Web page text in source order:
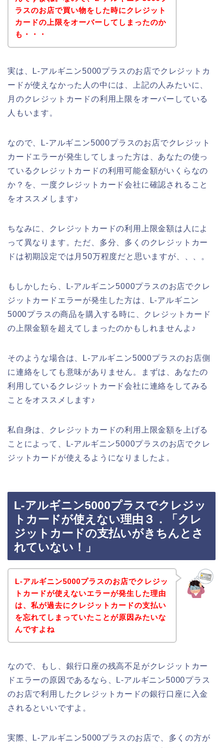
ラスのお店で買い物をした時にクレジット
カードの上限をオーバーしてしまったのか
も・・・
実は、L-アルギニン5000プラスのお店でクレジットカ
ードが使えなかった人の中には、上記の人みたいに、
月のクレジットカードの利用上限をオーバーしている
人もいます。
なので、L-アルギニン5000プラスのお店でクレジット
カードエラーが発生してしまった方は、あなたの使っ
ているクレジットカードの利用可能金額がいくらなの
か？を、一度クレジットカード会社に確認されること
をオススメします♪
ちなみに、クレジットカードの利用上限金額は人によ
って異なります。ただ、多分、多くのクレジットカー
ドは初期設定では月50万程度だと思いますが、、、。
もしかしたら、L-アルギニン5000プラスのお店でクレ
ジットカードエラーが発生した方は、L-アルギニン
5000プラスの商品を購入する時に、クレジットカード
の上限金額を超えてしまったのかもしれませんよ♪
そのような場合は、L-アルギニン5000プラスのお店側
に連絡をしても意味がありません。まずは、あなたの
利用しているクレジットカード会社に連絡をしてみる
ことをオススメします♪
私自身は、クレジットカードの利用上限金額を上げる
ことによって、L-アルギニン5000プラスのお店でクレ
ジットカードが使えるようになりましたよ。
L-アルギニン5000プラスでクレジッ
トカードが使えない理由３．「クレ
ジットカードの支払いがきちんとさ
れていない！」
L-アルギニン5000プラスのお店でクレジッ
トカードが使えないエラーが発生した理由
は、私が過去にクレジットカードの支払い
を忘れてしまっていたことが原因みたいな
んですよね
なので、もし、銀行口座の残高不足がクレジットカー
ドエラーの原因であるなら、L-アルギニン5000プラス
のお店で利用したクレジットカードの銀行口座に入金
されるといいですよ。
実際、L-アルギニン5000プラスのお店で、多くの方が